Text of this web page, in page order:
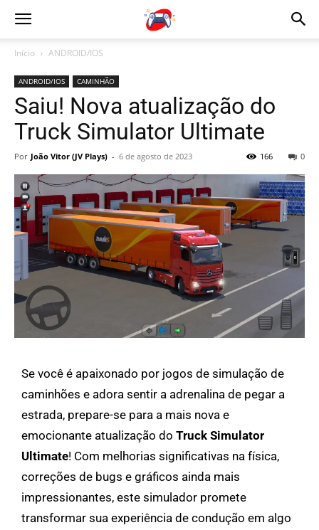
Início ANDROID/IOS
ANDROID/IOS CAMINHÃO
Saiu! Nova atualização do
Truck Simulator Ultimate
Por João Vitor (JV Plays) - 6 de agosto de 2023 0
166
Se você é apaixonado por jogos de simulação de
caminhões e adora sentir a adrenalina de pegar a
estrada, prepare-se para a mais nova e
emocionante atualização do Truck Simulator
Ultimate! Com melhorias significativas na física,
correções de bugs e gráficos ainda mais
impressionantes, este simulador promete
transformar sua experiência de condução em algo